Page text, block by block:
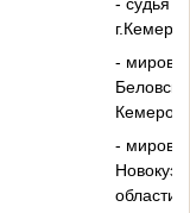
-
-
области;